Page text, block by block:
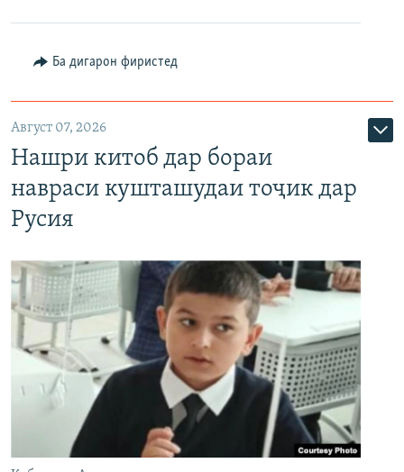
Ба дигарон фиристед
Август 07, 2026
Нашри китоб дар бораи
навраси кушташудаи тоҷик дар
Русия